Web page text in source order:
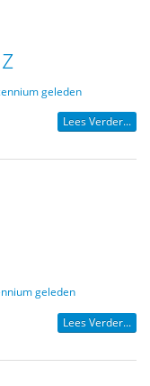
geleden
Lees Verder...
geleden
Lees Verder...